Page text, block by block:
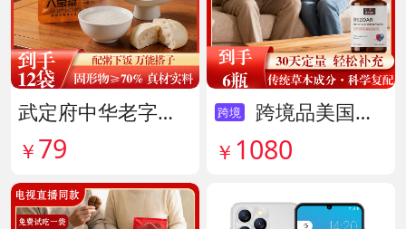
武定府中华老字号酱香八宝菜超值组 货号142007
￥ 79
跨境
跨境品美国拜滋牛黄安神宝 货号141775
￥ 1080